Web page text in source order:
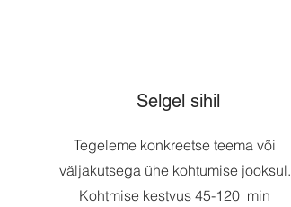
Selgel sihil
Tegeleme konkreetse teema või
väljakutsega ühe kohtumise jooksul.
Kohtmise kestvus 45-120 min